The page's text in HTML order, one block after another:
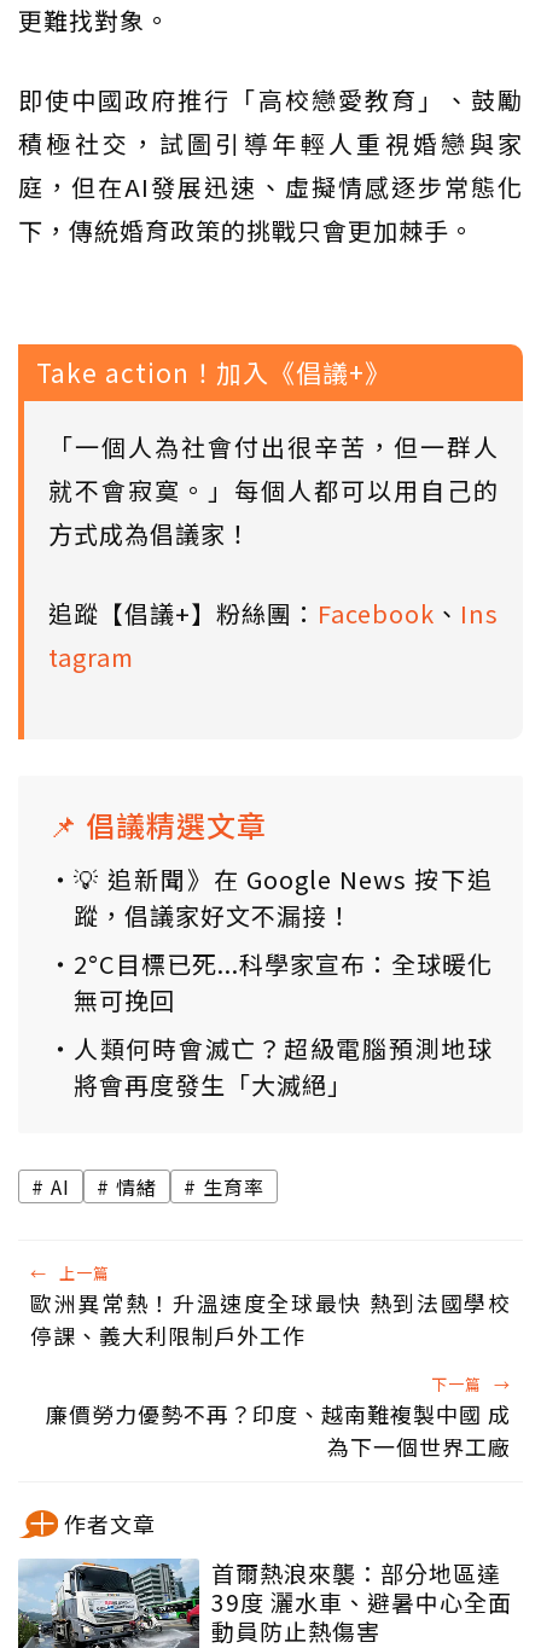
更難找對象。
即使中國政府推行「高校戀愛教育」、鼓勵
積極社交，試圖引導年輕人重視婚戀與家
庭，但在AI發展迅速、虛擬情感逐步常態化
下，傳統婚育政策的挑戰只會更加棘手。
Take action！加入《倡議+》
「一個人為社會付出很辛苦，但一群人
就不會寂寞。」每個人都可以用自己的
方式成為倡議家！
追蹤【倡議+】粉絲團： Facebook 、 Ins
tagram
📌 倡議精選文章
💡 追新聞》在 Google News 按下追
蹤，倡議家好文不漏接！
2°C目標已死...科學家宣布：全球暖化
無可挽回
人類何時會滅亡？超級電腦預測地球
將會再度發生「大滅絕」
AI 情緒 生育率
← 上一篇
歐洲異常熱！升溫速度全球最快 熱到法國學校
停課、義大利限制戶外工作
下一篇 →
廉價勞力優勢不再？印度、越南難複製中國 成
為下一個世界工廠
作者文章
首爾熱浪來襲：部分地區達
39度 灑水車、避暑中心全面
動員防止熱傷害